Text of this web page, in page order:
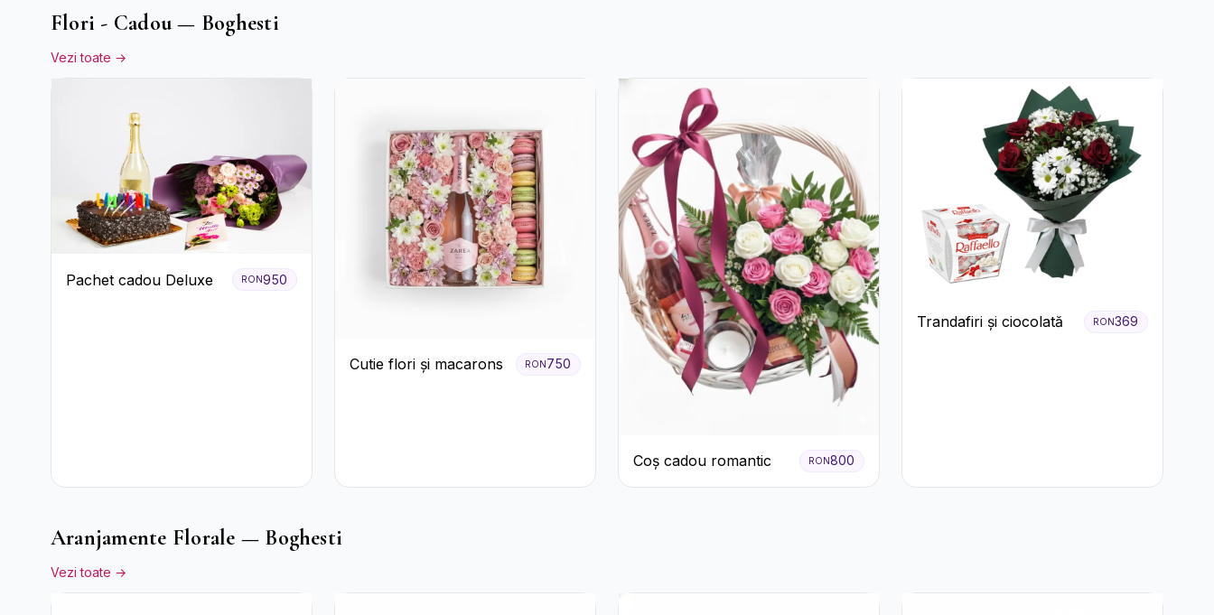
Flori - Cadou — Boghesti
Vezi toate →
Pachet cadou Deluxe RON950
Cutie flori și macarons RON750
Coș cadou romantic RON800
Trandafiri și ciocolată RON369
Aranjamente Florale — Boghesti
Vezi toate →